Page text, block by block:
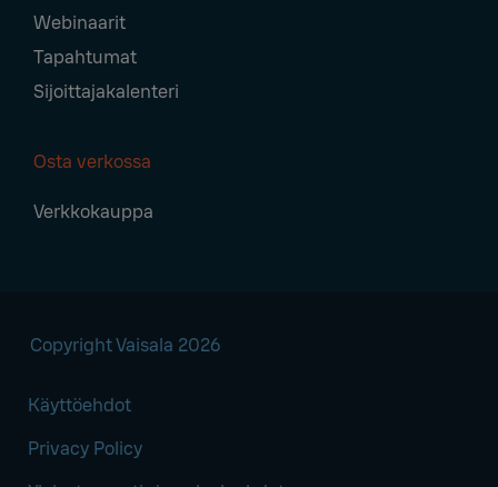
Webinaarit
Tapahtumat
Sijoittajakalenteri
Osta verkossa
Verkkokauppa
Copyright Vaisala 2026
Käyttöehdot
Privacy Policy